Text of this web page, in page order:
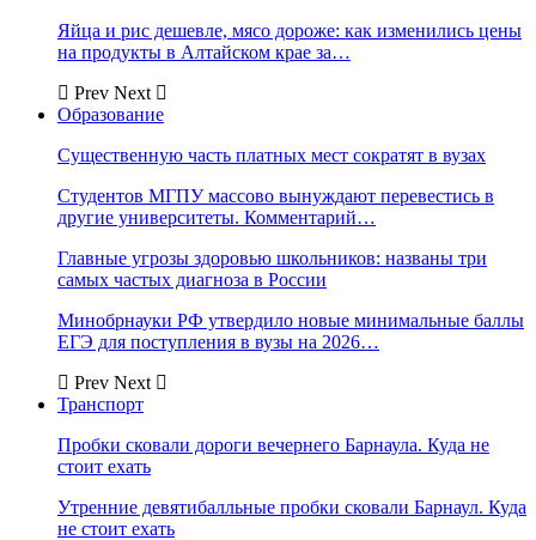
Яйца и рис дешевле, мясо дороже: как изменились цены
на продукты в Алтайском крае за…
Prev Next
Образование
Существенную часть платных мест сократят в вузах
Студентов МГПУ массово вынуждают перевестись в
другие университеты. Комментарий…
Главные угрозы здоровью школьников: названы три
самых частых диагноза в России
Минобрнауки РФ утвердило новые минимальные баллы
ЕГЭ для поступления в вузы на 2026…
Prev Next
Транспорт
Пробки сковали дороги вечернего Барнаула. Куда не
стоит ехать
Утренние девятибалльные пробки сковали Барнаул. Куда
не стоит ехать